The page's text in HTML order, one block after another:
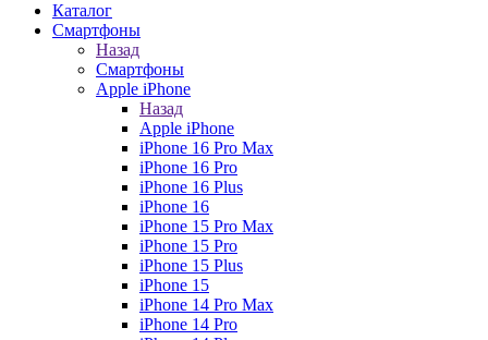
Каталог
Смартфоны
Назад
Смартфоны
Apple iPhone
Назад
Apple iPhone
iPhone 16 Pro Max
iPhone 16 Pro
iPhone 16 Plus
iPhone 16
iPhone 15 Pro Max
iPhone 15 Pro
iPhone 15 Plus
iPhone 15
iPhone 14 Pro Max
iPhone 14 Pro